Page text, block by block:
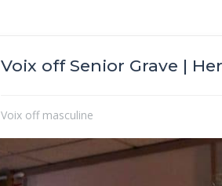
Voix off Senior Grave |
Voix off masculine